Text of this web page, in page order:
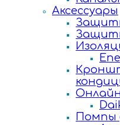
Аксессуары
Помпы